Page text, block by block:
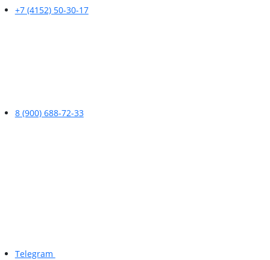
+7 (4152) 50-30-17
8 (900) 688-72-33
Telegram